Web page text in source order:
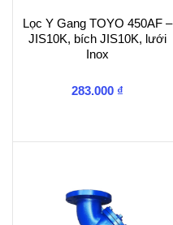
Lọc Y Gang TOYO 450AF –
JIS10K, bích JIS10K, lưới
Inox
283.000 ₫